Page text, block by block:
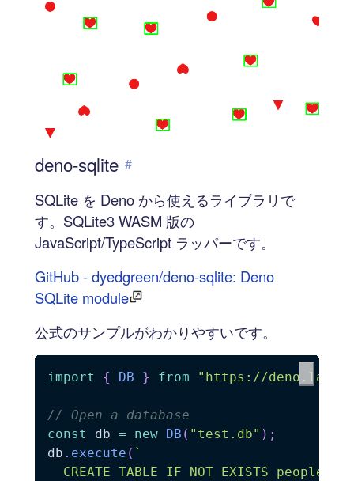
deno-sqlite #
SQLite を Deno から使えるライブラリで
す。SQLite3 WASM 版の
JavaScript/TypeScript ラッパーです。
GitHub - dyedgreen/deno-sqlite: Deno
SQLite module
公式のサンプルがわかりやすいです。
import { DB } from "https://deno.land/
// Open a database
const
db = new DB ( "test.db" ) ;
db . execute ( `
  CREATE TABLE IF NOT EXISTS people (